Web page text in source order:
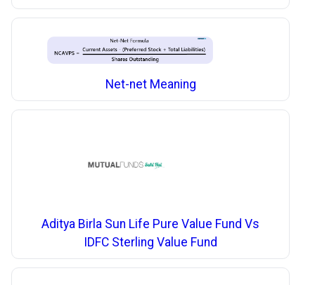
Net-net Meaning
Aditya Birla Sun Life Pure Value Fund Vs
IDFC Sterling Value Fund